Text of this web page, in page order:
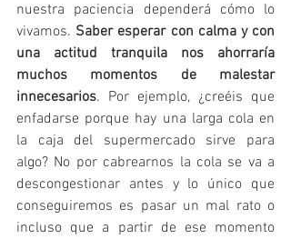
nuestra paciencia dependerá cómo lo
vivamos. Saber esperar con calma y con
una actitud tranquila nos ahorraría
muchos momentos de malestar
innecesarios. Por ejemplo, ¿creéis que
enfadarse porque hay una larga cola en
la caja del supermercado sirve para
algo? No por cabrearnos la cola se va a
descongestionar antes y lo único que
conseguiremos es pasar un mal rato o
incluso que a partir de ese momento